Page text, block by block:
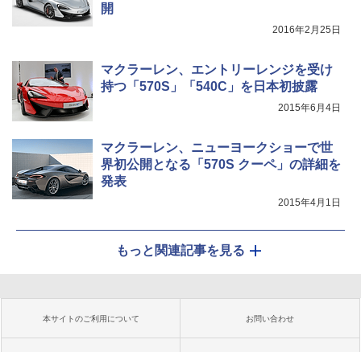
開
2016年2月25日
マクラーレン、エントリーレンジを受け
持つ「570S」「540C」を日本初披露
2015年6月4日
マクラーレン、ニューヨークショーで世
界初公開となる「570S クーペ」の詳細を
発表
2015年4月1日
もっと関連記事を見る
本サイトのご利用について お問い合わせ